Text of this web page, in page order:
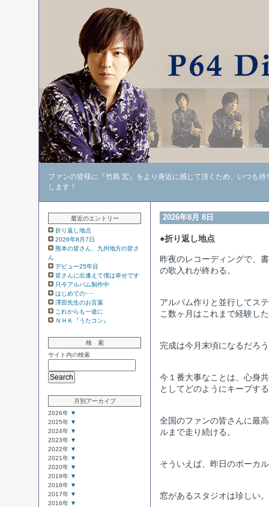
ファンの皆様に『竹島 宏』をより身近に感じて頂くため、いつも
します！
最近のエントリー
折り返し地点
2026年8月7日
熊本の皆さん、九州地方の皆さ
ん
デビュー25年目
皆さんに出逢えて僕は幸せです
只今アルバム制作中
はじめての･･･
澤田先生のお言葉
これからも一途に
ＮＨＫ『うたコン』
検 索
サイト内の検索
月別アーカイブ
2026年 ▼
2025年 ▼
2024年 ▼
2023年 ▼
2022年 ▼
2021年 ▼
2020年 ▼
2019年 ▼
2018年 ▼
2017年 ▼
2016年 ▼
2026年8月 8日
●折り返し地点
昨夜のレコーディングで、
の歌入れが終わる。
アルバム作りと並行してス
こ数ヶ月はこれまで経験し
完成は今月末頃になるだろ
今１番大事なことは、心身
としてどのようにキープす
全国のファンの皆さんに最
ルまで走り続ける。
そういえば、昨日のボーカ
窓があるスタジオは珍しい。